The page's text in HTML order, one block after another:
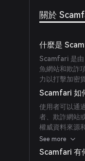
關於
什麼是
Scamfari 是由
魚網站和欺詐
力以打擊加密
Scamfari 如
使用者可以通
者、欺詐網站
權威資料來源
積極參與維護
See more
Scamfari 有